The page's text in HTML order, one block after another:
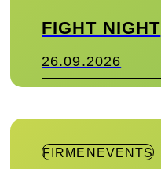
FIGHT NIGHT
26.09.2026
FIRMENEVENTS